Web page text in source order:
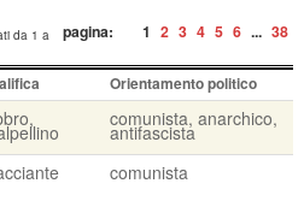
pagina: 1 2 3 4 5 6 ... 38
da 1 a
Orientamento politico
comunista, anarchico,
antifascista
comunista